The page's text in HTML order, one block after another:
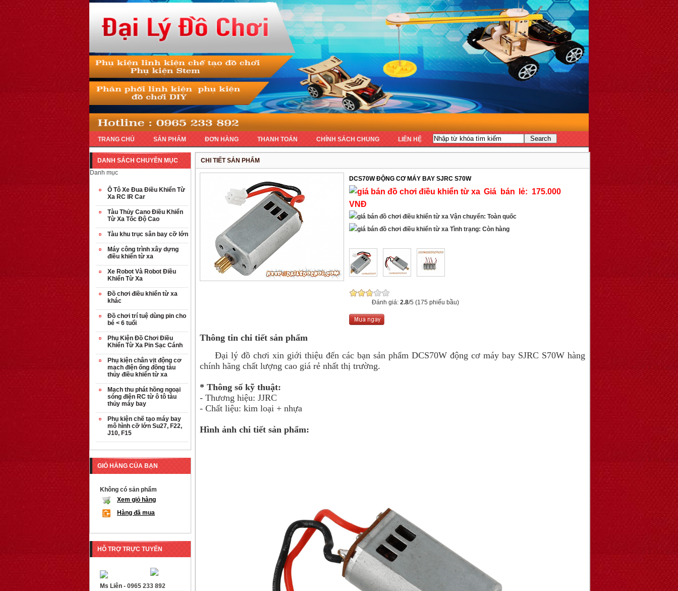
TRANG CHỦ SẢN PHẨM ĐƠN HÀNG THANH TOÁN CHÍNH SÁCH CHUNG LIÊN HỆ
CHI TIẾT SẢN PHẨM
DCS70W ĐỘNG CƠ MÁY BAY SJRC S70W
Giá bán lẻ: 175.000
VNĐ
Vận chuyển: Toàn quốc
Tình trạng: Còn hàng
Đánh giá: 2.8/5 (175 phiếu bầu)
Thông tin chi tiết sản phẩm
Đại lý đồ chơi xin giới thiệu đến các bạn sản phẩm DCS70W động cơ máy bay SJRC S70W hàng
chính hãng chất lượng cao giá rẻ nhất thị trường.
* Thông số kỹ thuật:
- Thương hiệu: JJRC
- Chất liệu: kim loại + nhựa
Hình ảnh chi tiết sản phẩm:
DANH SÁCH CHUYÊN MỤC
Danh mục
Ô Tô Xe Đua Điều Khiển Từ
Xa RC IR Car
Tàu Thủy Cano Điều Khiển
Từ Xa Tốc Độ Cao
Tàu khu trục sân bay cỡ lớn
Máy công trình xây dựng
điều khiển từ xa
Xe Robot Và Robot Điều
Khiển Từ Xa
Đồ chơi điều khiển từ xa
khác
Đồ chơi trí tuệ dùng pin cho
bé < 6 tuổi
Phụ Kiện Đồ Chơi Điều
Khiển Từ Xa Pin Sạc Cánh
Phụ kiện chân vịt động cơ
mạch điện ống đồng tàu
thủy điều khiển từ xa
Mạch thu phát hồng ngoại
sóng điện RC từ ô tô tàu
thủy máy bay
Phụ kiện chế tạo máy bay
mô hình cỡ lớn Su27, F22,
J10, F15
GIỎ HÀNG CỦA BẠN
Không có sản phẩm
Xem giỏ hàng
Hàng đã mua
HỖ TRỢ TRỰC TUYẾN
Ms Liên - 0965 233 892